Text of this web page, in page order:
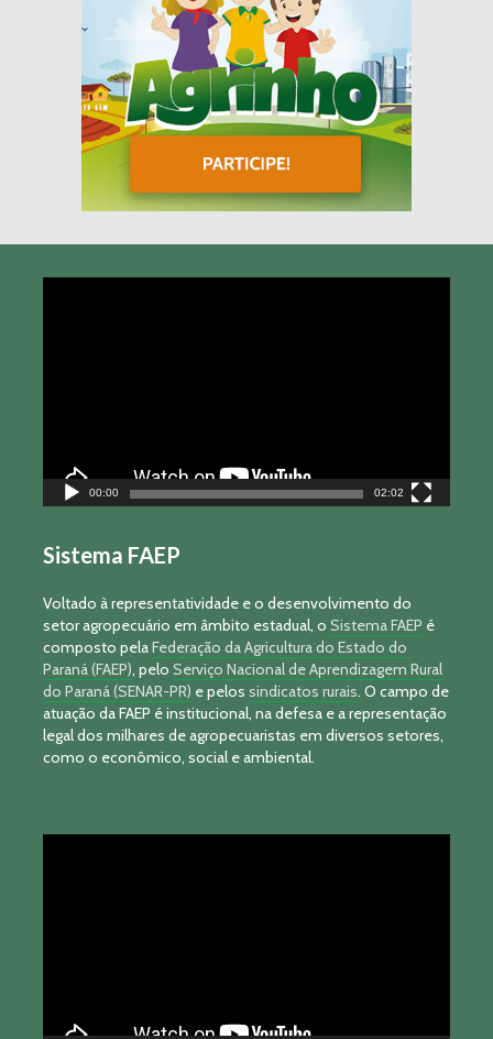
00:00 02:02
Sistema FAEP
Voltado à representatividade e o desenvolvimento do
setor agropecuário em âmbito estadual, o Sistema FAEP é
composto pelaFederação da Agricultura do Estado do
Paraná (FAEP), pelo Serviço Nacional de Aprendizagem Rural
do Paraná (SENAR-PR) e pelos sindicatos rurais. O campo de
atuação da FAEP é institucional, na defesa e a representação
legal dos milhares de agropecuaristas em diversos setores,
como o econômico, social e ambiental.